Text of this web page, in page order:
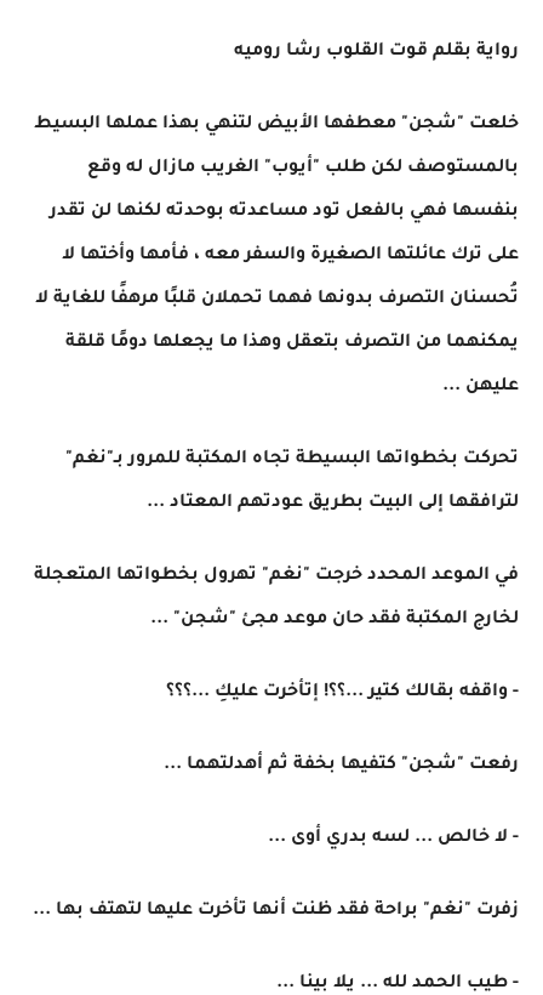
رواية بقلم قوت القلوب رشا روميه
خلعت "شجن" معطفها الأبيض لتنهي بهذا عملها البسيط
بالمستوصف لكن طلب "أيوب" الغريب مازال له وقع
بنفسها فهي بالفعل تود مساعدته بوحدته لكنها لن تقدر
على ترك عائلتها الصغيرة والسفر معه ، فأمها وأختها لا
تُحسنان التصرف بدونها فهما تحملان قلبًا مرهفًا للغاية لا
يمكنهما من التصرف بتعقل وهذا ما يجعلها دومًا قلقة
عليهن ...
تحركت بخطواتها البسيطة تجاه المكتبة للمرور بـ"نغم"
لترافقها إلى البيت بطريق عودتهم المعتاد ...
في الموعد المحدد خرجت "نغم" تهرول بخطواتها المتعجلة
لخارج المكتبة فقد حان موعد مجئ "شجن" ...
- واقفه بقالك كتير ...؟؟! إتأخرت عليكِ ...؟؟؟
رفعت "شجن" كتفيها بخفة ثم أهدلتهما ...
- لا خالص ... لسه بدري أوى ...
زفرت "نغم" براحة فقد ظنت أنها تأخرت عليها لتهتف بها ...
- طيب الحمد لله ... يلا بينا ...